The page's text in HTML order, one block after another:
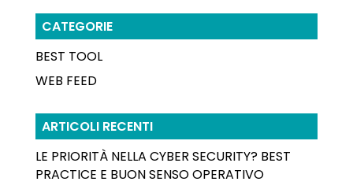
CATEGORIE
BEST TOOL
WEB FEED
ARTICOLI RECENTI
LE PRIORITÀ NELLA CYBER SECURITY? BEST
PRACTICE E BUON SENSO OPERATIVO